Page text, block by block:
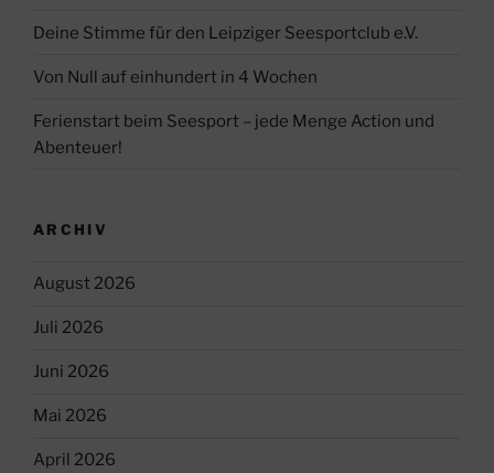
Deine Stimme für den Leipziger Seesportclub e.V.
Von Null auf einhundert in 4 Wochen
Ferienstart beim Seesport – jede Menge Action und
Abenteuer!
ARCHIV
August 2026
Juli 2026
Juni 2026
Mai 2026
April 2026